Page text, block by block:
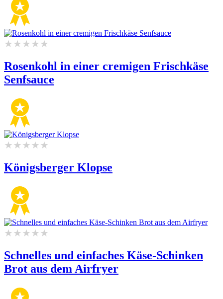
Rosenkohl in einer cremigen Frischkäse
Senfsauce
Königsberger Klopse
Schnelles und einfaches Käse-Schinken
Brot aus dem Airfryer